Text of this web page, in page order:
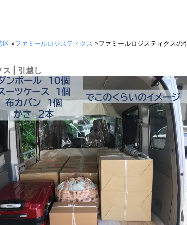
区 »ファミールロジスティクス »ファミールロジスティクスの
ス | 引越し